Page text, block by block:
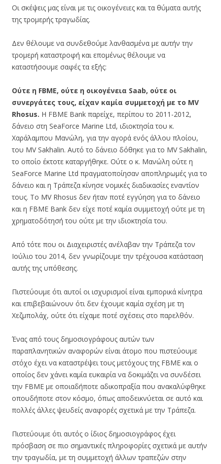
Οι σκέψεις μας είναι με τις οικογένειες και τα θύματα αυτής
της τρομερής τραγωδίας.
Δεν θέλουμε να συνδεθούμε λανθασμένα με αυτήν την
τρομερή καταστροφή και επομένως θέλουμε να
καταστήσουμε σαφές τα εξής:
Ούτε η FBME, ούτε η οικογένεια Saab, ούτε οι
συνεργάτες τους, είχαν καμία συμμετοχή με το MV
Rhosus. Η FBME Bank παρείχε, περίπου το 2011-2012,
δάνειο στη SeaForce Marine Ltd, ιδιοκτησία του κ.
Χαράλαμπου Μανώλη, για την αγορά ενός άλλου πλοίου,
του MV Sakhalin. Αυτό το δάνειο δόθηκε για το MV Sakhalin,
το οποίο έκτοτε καταργήθηκε. Ούτε ο κ. Μανώλη ούτε η
SeaForce Marine Ltd πραγματοποίησαν αποπληρωμές για το
δάνειο και η Τράπεζα κίνησε νομικές διαδικασίες εναντίον
τους. Το MV Rhosus δεν ήταν ποτέ εγγύηση για το δάνειο
και η FBME Bank δεν είχε ποτέ καμία συμμετοχή ούτε με τη
χρηματοδότησή του ούτε με την ιδιοκτησία του.
Από τότε που οι Διαχειριστές ανέλαβαν την Τράπεζα τον
Ιούλιο του 2014, δεν γνωρίζουμε την τρέχουσα κατάσταση
αυτής της υπόθεσης.
Πιστεύουμε ότι αυτοί οι ισχυρισμοί είναι εμπορικά κίνητρα
και επιβεβαιώνουν ότι δεν έχουμε καμία σχέση με τη
Χεζμπολάχ, ούτε ότι είχαμε ποτέ σχέσεις στο παρελθόν.
Ένας από τους δημοσιογράφους αυτών των
παραπλανητικών αναφορών είναι άτομο που πιστεύουμε
στόχο έχει να καταστρέψει τους μετόχους της FBME και ο
οποίος δεν χάνει καμία ευκαιρία να δοκιμάζει να συνδέσει
την FBME με οποιαδήποτε αδικοπραξία που ανακαλύφθηκε
οπουδήποτε στον κόσμο, όπως αποδεικνύεται σε αυτό και
πολλές άλλες ψευδείς αναφορές σχετικά με την Τράπεζα.
Πιστεύουμε ότι αυτός ο ίδιος δημοσιογράφος έχει
πρόσβαση σε πιο σημαντικές πληροφορίες σχετικά με αυτήν
την τραγωδία, με τη συμμετοχή άλλων τραπεζών στην